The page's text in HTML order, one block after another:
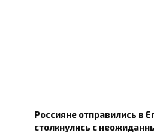
Россияне отправились в
столкнулись с